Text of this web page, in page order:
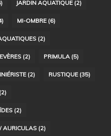
JARDIN AQUATIQUE (2)
MI-OMBRE (6)
(2)
(2) PRIMULA (5)
(2) RUSTIQUE (35)
(2)
(2)
AURICULAS (2)